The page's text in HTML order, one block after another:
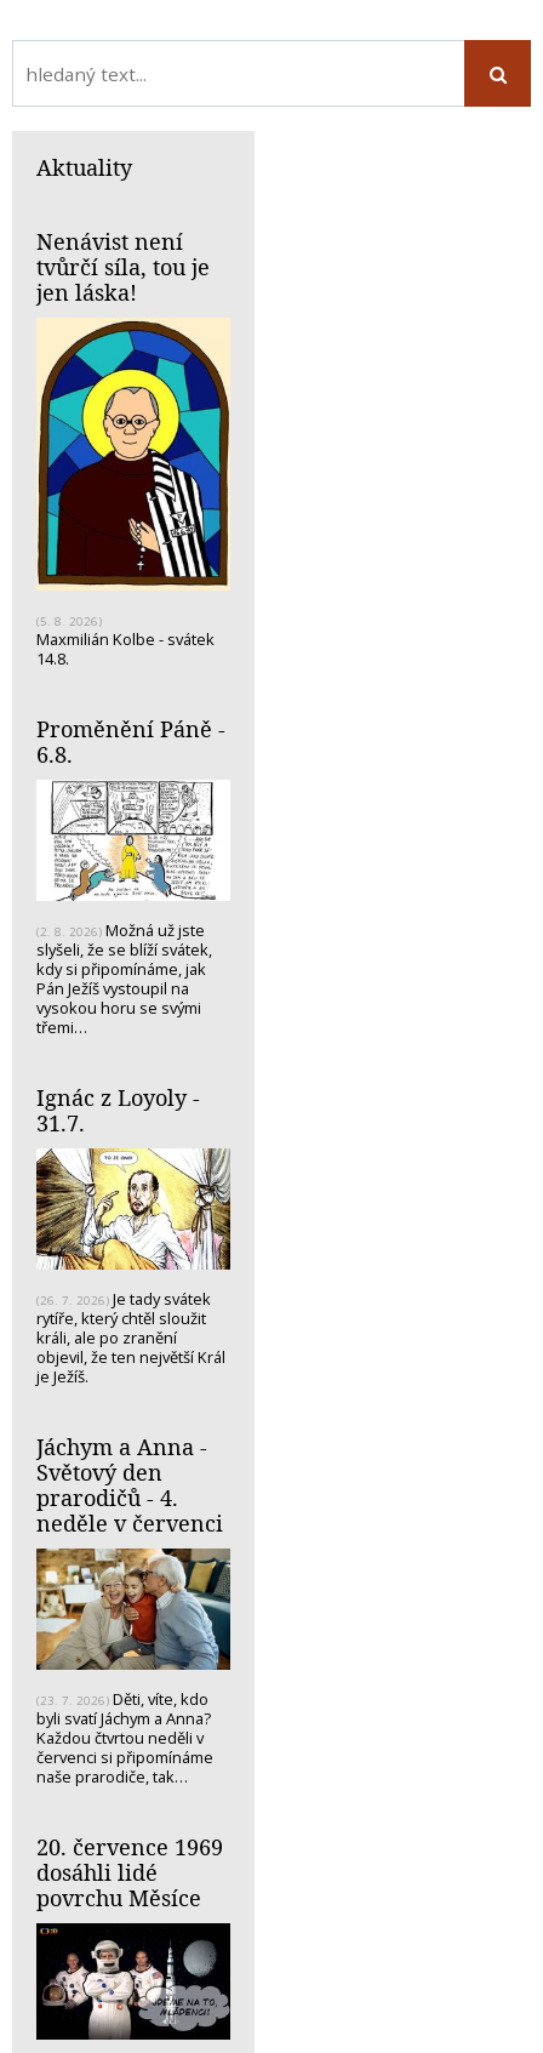
Aktuality
Nenávist není
tvůrčí síla, tou je
jen láska!
(5. 8. 2026)
Maxmilián Kolbe - svátek
14.8.
Proměnění Páně -
6.8.
(2. 8. 2026) Možná už jste
slyšeli, že se blíží svátek,
kdy si připomínáme, jak
Pán Ježíš vystoupil na
vysokou horu se svými
třemi…
Ignác z Loyoly -
31.7.
(26. 7. 2026) Je tady svátek
rytíře, který chtěl sloužit
králi, ale po zranění
objevil, že ten největší Král
je Ježíš.
Jáchym a Anna -
Světový den
prarodičů - 4.
neděle v červenci
(23. 7. 2026) Děti, víte, kdo
byli svatí Jáchym a Anna?
Každou čtvrtou neděli v
červenci si připomínáme
naše prarodiče, tak…
20. července 1969
dosáhli lidé
povrchu Měsíce